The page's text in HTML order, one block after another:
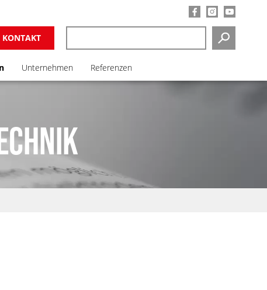
SUCHEN
KONTAKT
Unternehmen Referenzen